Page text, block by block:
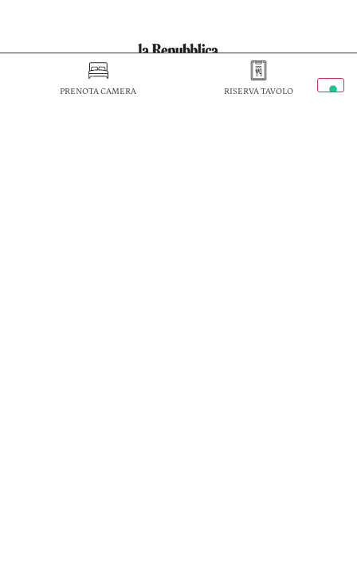
PRENOTA CAMERA RISERVA TAVOLO